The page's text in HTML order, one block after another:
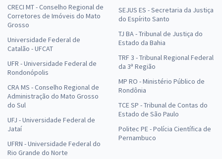
CRECI MT - Conselho Regional de
Corretores de Imóveis do Mato
Grosso
Universidade Federal de
Catalão - UFCAT
UFR - Universidade Federal de
Rondonópolis
CRA MS - Conselho Regional de
Administração do Mato Grosso
do Sul
UFJ - Universidade Federal de
Jataí
UFRN - Universidade Federal do
Rio Grande do Norte
SEJUS ES - Secretaria da Justiça
do Espírito Santo
TJ BA - Tribunal de Justiça do
Estado da Bahia
TRF 3 - Tribunal Regional Federal
da 3ª Região
MP RO - Ministério Público de
Rondônia
TCE SP - Tribunal de Contas do
Estado de São Paulo
Politec PE - Polícia Científica de
Pernambuco